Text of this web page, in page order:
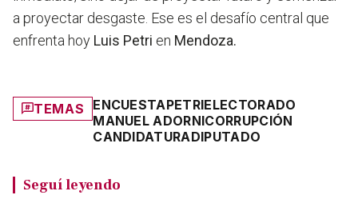
a proyectar desgaste. Ese es el desafío central que
enfrenta hoy Luis Petri en Mendoza.
TEMAS ENCUESTAPETRIELECTORADO
MANUEL ADORNICORRUPCIÓN
CANDIDATURADIPUTADO
Seguí leyendo